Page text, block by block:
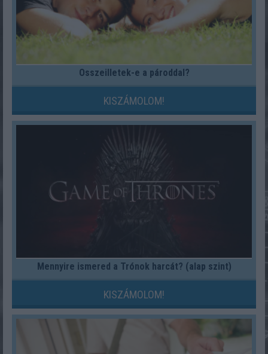
Összeilletek-e a pároddal?
KISZÁMOLOM!
Mennyire ismered a Trónok harcát? (alap szint)
KISZÁMOLOM!